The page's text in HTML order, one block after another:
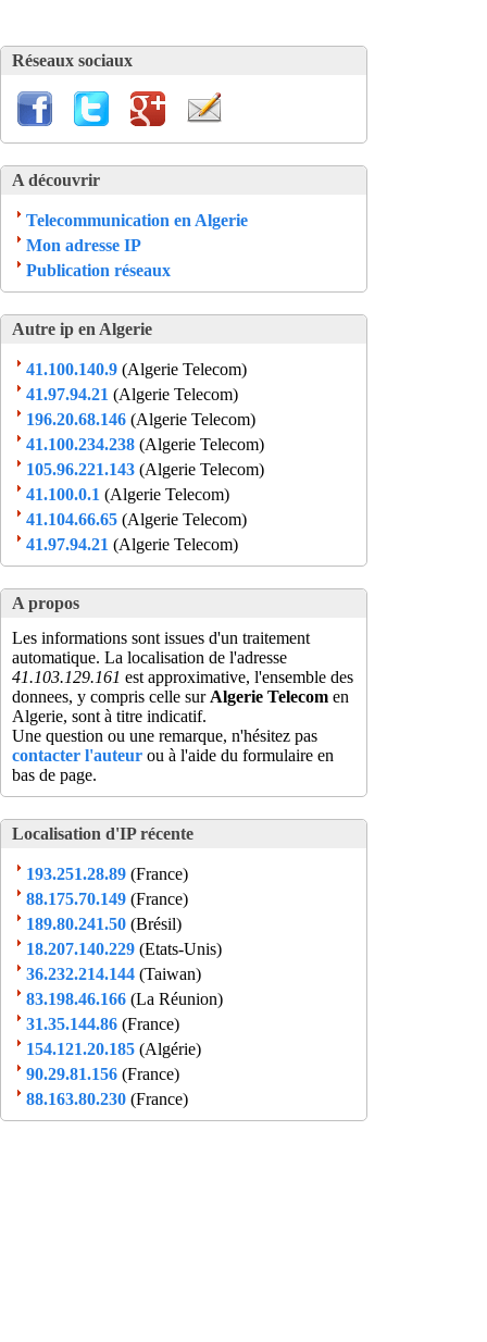
Réseaux sociaux
A découvrir
Telecommunication en Algerie
Mon adresse IP
Publication réseaux
Autre ip en Algerie
41.100.140.9 (Algerie Telecom)
41.97.94.21 (Algerie Telecom)
196.20.68.146 (Algerie Telecom)
41.100.234.238 (Algerie Telecom)
105.96.221.143 (Algerie Telecom)
41.100.0.1 (Algerie Telecom)
41.104.66.65 (Algerie Telecom)
41.97.94.21 (Algerie Telecom)
A propos
Les informations sont issues d'un traitement
automatique. La localisation de l'adresse
41.103.129.161 est approximative, l'ensemble des
donnees, y compris celle sur Algerie Telecom en
Algerie, sont à titre indicatif.
Une question ou une remarque, n'hésitez pas
contacter l'auteur ou à l'aide du formulaire en
bas de page.
Localisation d'IP récente
193.251.28.89 (France)
88.175.70.149 (France)
189.80.241.50 (Brésil)
18.207.140.229 (Etats-Unis)
36.232.214.144 (Taiwan)
83.198.46.166 (La Réunion)
31.35.144.86 (France)
154.121.20.185 (Algérie)
90.29.81.156 (France)
88.163.80.230 (France)